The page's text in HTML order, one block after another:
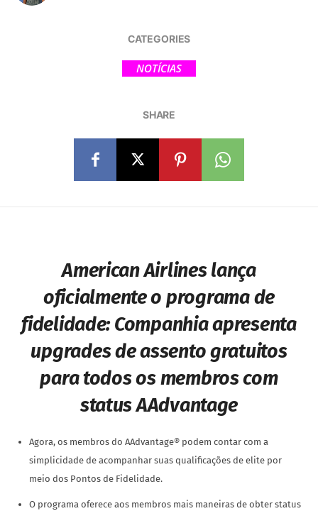
CATEGORIES
NOTÍCIAS
SHARE
American Airlines lança
oficialmente o programa de
fidelidade:Companhia apresenta
upgrades de assento gratuitos
para todos os membros com
status AAdvantage
Agora, os membros do AAdvantage® podem contar com a
simplicidade de acompanhar suas qualificações de elite por
meio dos Pontos de Fidelidade.
O programa oferece aos membros mais maneiras de obter status